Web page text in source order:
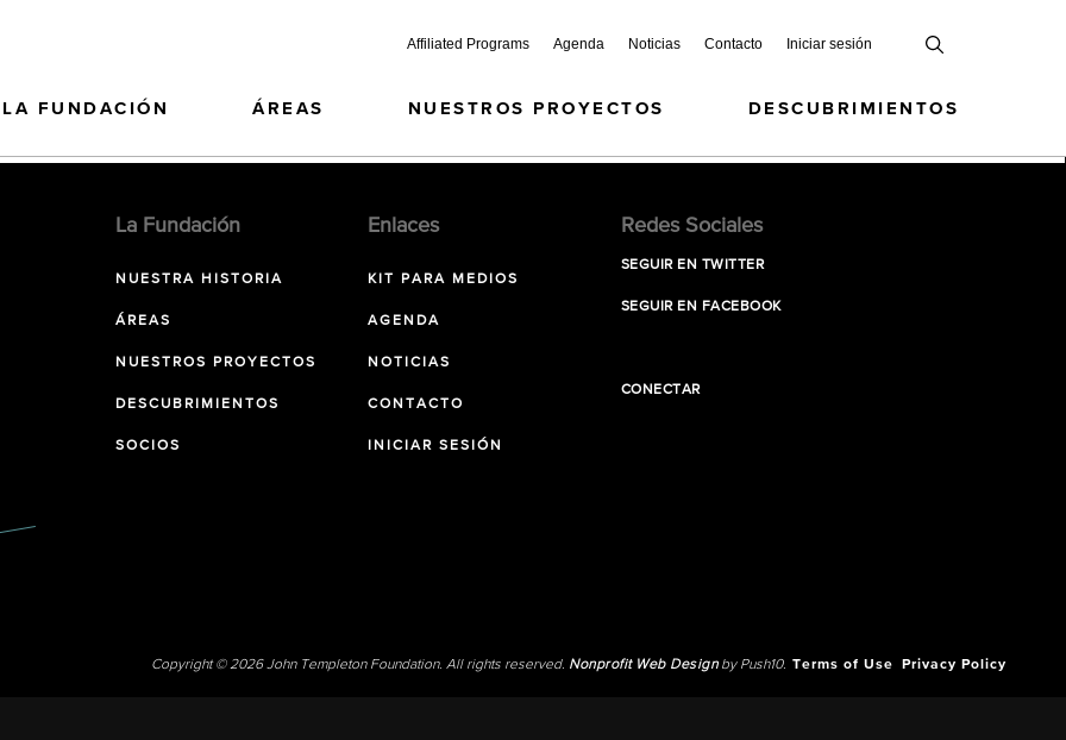
Affiliated Programs Agenda Noticias Contacto Iniciar sesión
LA FUNDACIÓN ÁREAS NUESTROS PROYECTOS DESCUBRIMIENTOS
La Fundación
NUESTRA HISTORIA
ÁREAS
NUESTROS PROYECTOS
DESCUBRIMIENTOS
SOCIOS
Enlaces
KIT PARA MEDIOS
AGENDA
NOTICIAS
CONTACTO
INICIAR SESIÓN
Redes Sociales
SEGUIR EN TWITTER
SEGUIR EN FACEBOOK
CONECTAR
Copyright © 2026 John Templeton Foundation. All rights reserved. Nonprofit Web Designby Push10. Terms of Use Privacy Policy